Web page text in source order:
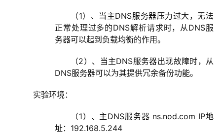
（1）、当主DNS服务器压力过大，无法
正常处理过多的DNS解析请求时，从DNS服
务器可以起到负载均衡的作用。
（2）、当主DNS服务器出现故障时，从
DNS服务器可以为其提供冗余备份功能。
实验环境：
（1）、主DNS服务器 ns.nod.com IP地
址：192.168.5.244